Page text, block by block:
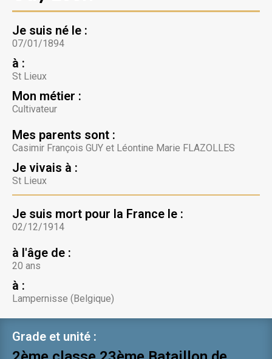
Je suis né le :
07/01/1894
à :
St Lieux
Mon métier :
Cultivateur
Mes parents sont :
Casimir François GUY et Léontine Marie FLAZOLLES
Je vivais à :
St Lieux
Je suis mort pour la France le :
02/12/1914
à l'âge de :
20 ans
à :
Lampernisse (Belgique)
Grade et unité :